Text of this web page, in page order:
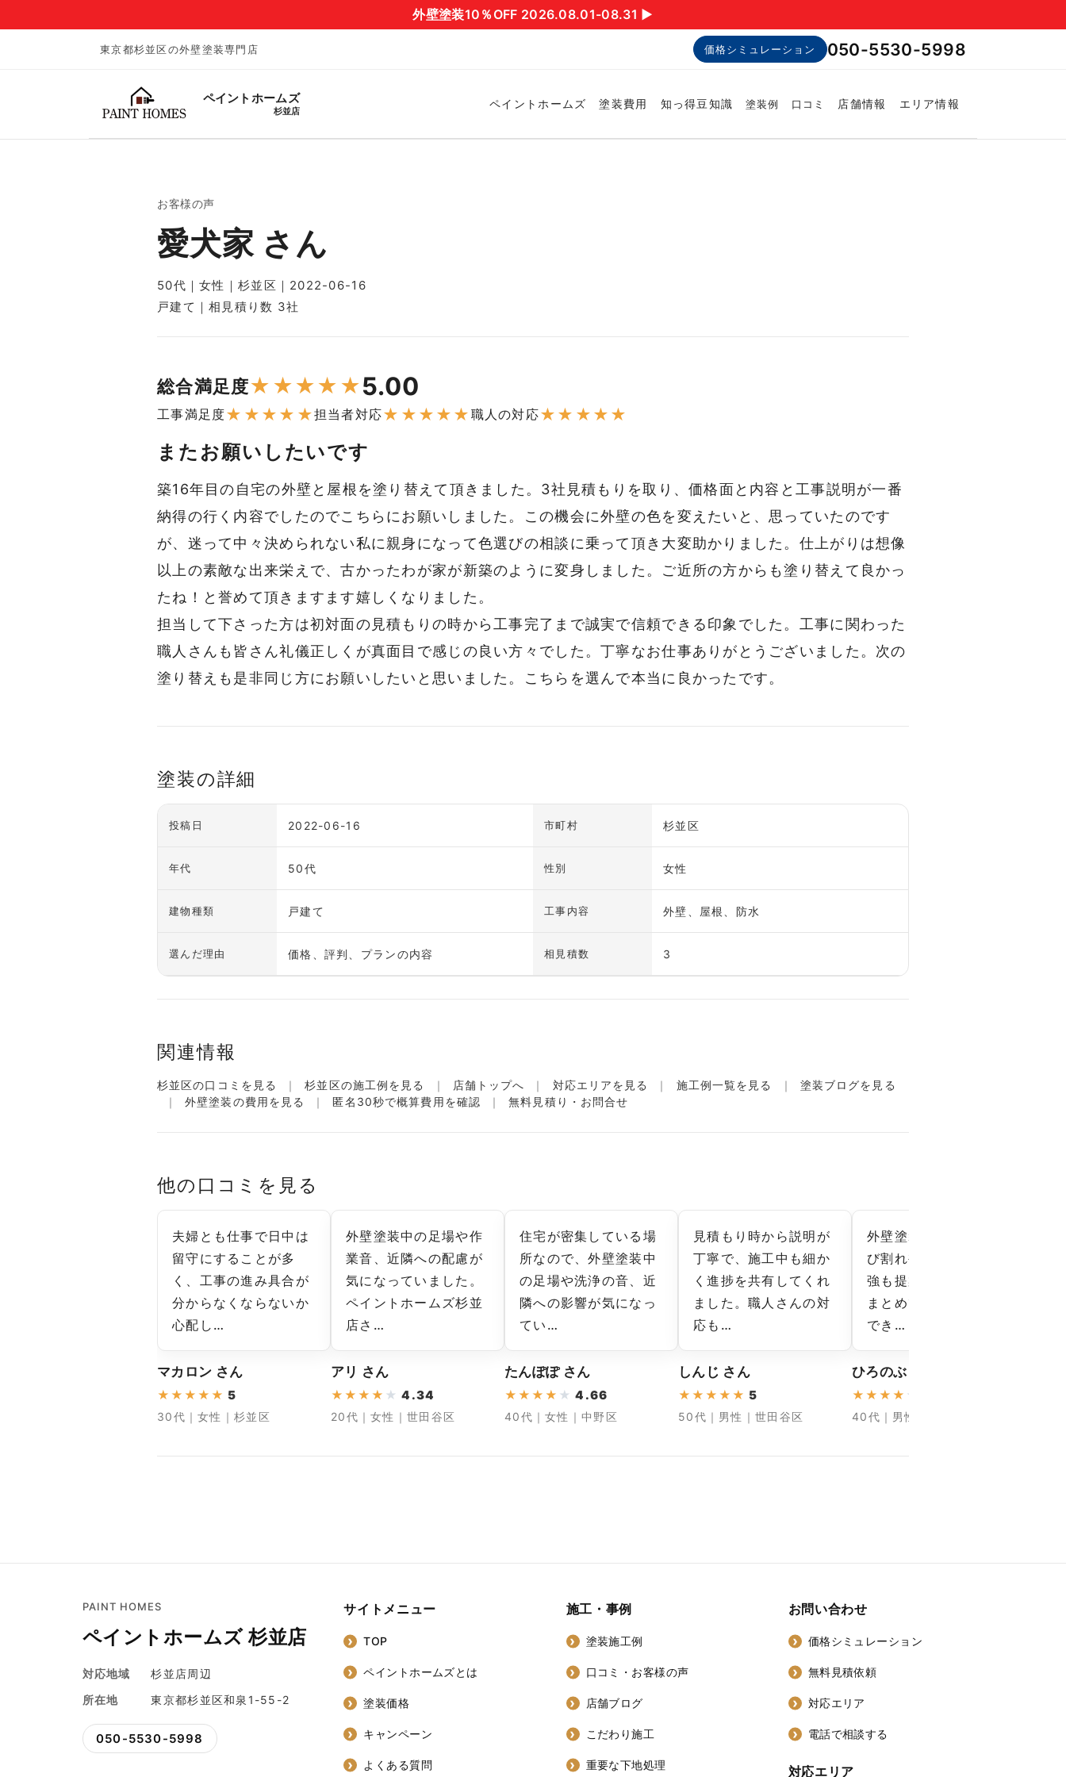
外壁塗装10％OFF 2026.08.01-08.31 ▶︎
東京都杉並区の外壁塗装専門店 価格シミュレーション 050-5530-5998
ペイントホームズ
杉並店
ペイントホームズ 塗装費用 知っ得豆知識 塗装例 口コミ 店舗情報 エリア情報
お客様の声
愛犬家 さん
50代｜女性｜杉並区｜2022-06-16
戸建て｜相見積り数 3社
総合満足度★ ★★★ ★5.00
工事満足度★ ★ ★ ★ ★担当者対応★ ★ ★ ★ ★ 職人の対応★ ★ ★ ★ ★
またお願いしたいです
築16年目の自宅の外壁と屋根を塗り替えて頂きました。3社見積もりを取り、価格面と内容と工事説明が一番
納得の行く内容でしたのでこちらにお願いしました。この機会に外壁の色を変えたいと、思っていたのです
が、迷って中々決められない私に親身になって色選びの相談に乗って頂き大変助かりました。仕上がりは想像
以上の素敵な出来栄えで、古かったわが家が新築のように変身しました。ご近所の方からも塗り替えて良かっ
たね！と誉めて頂きますます嬉しくなりました。
担当して下さった方は初対面の見積もりの時から工事完了まで誠実で信頼できる印象でした。工事に関わった
職人さんも皆さん礼儀正しくが真面目で感じの良い方々でした。丁寧なお仕事ありがとうございました。次の
塗り替えも是非同じ方にお願いしたいと思いました。こちらを選んで本当に良かったです。
塗装の詳細
投稿日 2022-06-16 市町村 杉並区
年代 50代 性別 女性
建物種類 戸建て 工事内容 外壁、屋根、防水
選んだ理由 価格、評判、プランの内容 相見積数 3
関連情報
杉並区の口コミを見る 杉並区の施工例を見る 店舗トップへ 対応エリアを見る 施工例一覧を見る
塗装ブログを見る
外壁塗装の費用を見る
匿名30秒で概算費用を確認 無料見積り・お問合せ
他の口コミを見る
夫婦とも仕事で日中は
留守にすることが多
く、工事の進み具合が
分からなくならないか
心配し…
マカロン さん
★ ★ ★ ★ ★ 5
30代｜女性｜杉並区
外壁塗装中の足場や作
業音、近隣への配慮が
気になっていました。
ペイントホームズ杉並
店さ…
アリ さん
★ ★ ★ ★ ★ 4.34
20代｜女性｜世田谷区
住宅が密集している場
所なので、外壁塗装中
の足場や洗浄の音、近
隣への影響が気になっ
てい…
たんぽぽ さん
★ ★ ★ ★ ★ 4.66
40代｜女性｜中野区
見積もり時から説明が
丁寧で、施工中も細か
く進捗を共有してくれ
ました。職人さんの対
応も…
しんじ さん
★ ★ ★ ★ ★ 5
50代｜男性｜世田谷区
外壁塗装と一緒に、ひ
び割れ補修や雨樋の補
強も提案してくれて、
まとめてメンテナンス
でき…
ひろのぶ さん
★ ★ ★ ★ ★
40代｜男性｜杉並区
PAINT HOMES
ペイントホームズ 杉並店
対応地域
杉並店周辺
所在地
東京都杉並区和泉1-55-2
050-5530-5998
サイトメニュー
TOP
ペイントホームズとは
塗装価格
キャンペーン
よくある質問
施工・事例
塗装施工例
口コミ・お客様の声
店舗ブログ
こだわり施工
重要な下地処理
お問い合わせ
価格シミュレーション
無料見積依頼
対応エリア
電話で相談する
対応エリア